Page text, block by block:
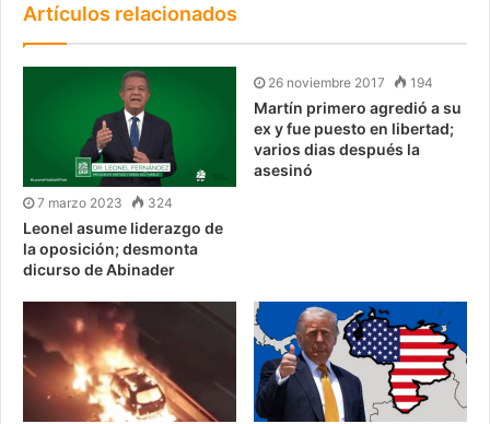
Artículos relacionados
7 marzo 2023 324
Leonel asume liderazgo de
la oposición; desmonta
dicurso de Abinader
26 noviembre 2017 194
Martín primero agredió a su
ex y fue puesto en libertad;
varios dias después la
asesinó